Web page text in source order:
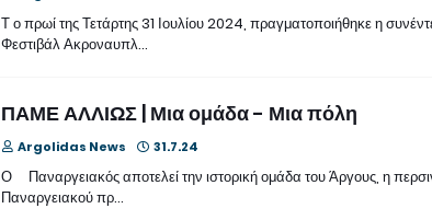
Τ ο πρωί της Τετάρτης 31 Ιουλίου 2024, πραγματοποιήθηκε η
Φεστιβάλ Ακροναυπλ…
ΠΑΜΕ ΑΛΛΙΩΣ | Μια ομάδα - Μια πόλη
Argolidas News 31.7.24
Ο Παναργειακός αποτελεί την ιστορική ομάδα του Άργους, η
Παναργειακού πρ…